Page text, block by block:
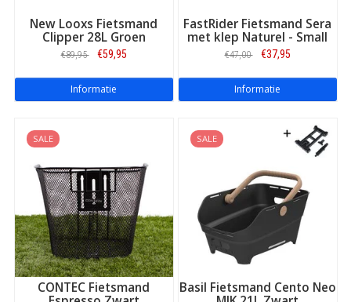
New Looxs Fietsmand
Clipper 28L Groen
€89,95 €59,95
Informatie
FastRider Fietsmand Sera
met klep Naturel - Small
€47,00 €37,95
Informatie
SALE
CONTEC Fietsmand
SALE
Basil Fietsmand Cento Neo